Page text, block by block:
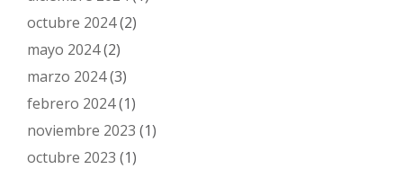
octubre 2024(2)
mayo 2024(2)
marzo 2024(3)
febrero 2024(1)
noviembre 2023 (1)
octubre 2023 (1)